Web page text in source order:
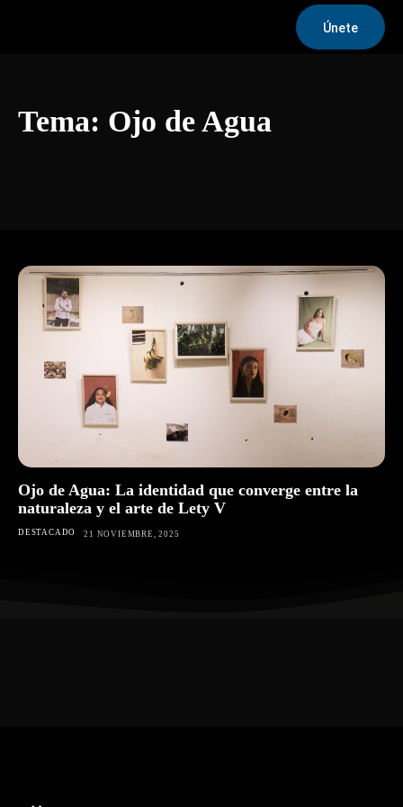
Únete
Tema: Ojo de Agua
Ojo de Agua: La identidad que converge entre la
naturaleza y el arte de Lety V
DESTACADO 21 NOVIEMBRE, 2025